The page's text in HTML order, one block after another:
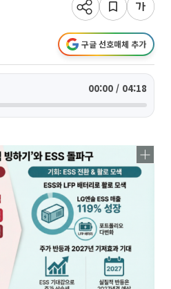
구글 선호매체 추가
00:00 / 04:18